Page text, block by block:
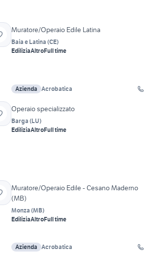
Muratore/Operaio Edile Latina
Baia e Latina (CE)
EdiliziaAltroFull time
Azienda Acrobatica
Operaio specializzato
Barga (LU)
EdiliziaAltroFull time
Muratore/Operaio Edile - Cesano Maderno
(MB)
Monza (MB)
EdiliziaAltroFull time
Azienda Acrobatica